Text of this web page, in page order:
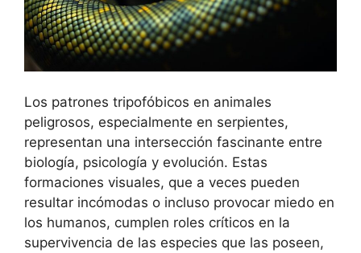
Los patrones tripofóbicos en animales
peligrosos, especialmente en serpientes,
representan una intersección fascinante entre
biología, psicología y evolución. Estas
formaciones visuales, que a veces pueden
resultar incómodas o incluso provocar miedo en
los humanos, cumplen roles críticos en la
supervivencia de las especies que las poseen,